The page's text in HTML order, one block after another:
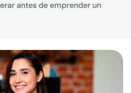
antes de emprender un